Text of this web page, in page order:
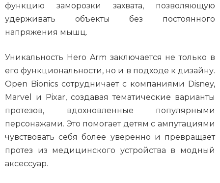
функцию заморозки захвата, позволяющую
удерживать объекты без постоянного
напряжения мышц.
Уникальность Hero Arm заключается не только в
его функциональности, но и в подходе к дизайну.
Open Bionics сотрудничает с компаниями Disney,
Marvel и Pixar, создавая тематические варианты
протезов, вдохновленные популярными
персонажами. Это помогает детям с ампутациями
чувствовать себя более уверенно и превращает
протез из медицинского устройства в модный
аксессуар.